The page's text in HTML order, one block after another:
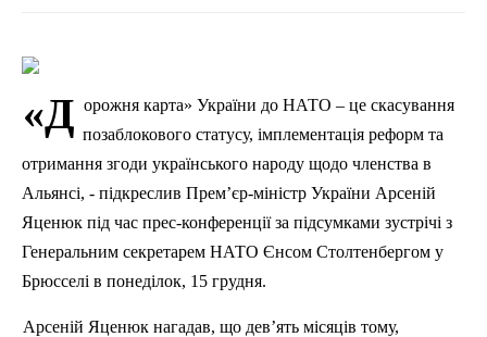
«Д орожня карта» України до НАТО – це скасування
позаблокового статусу, імплементація реформ та
отримання згоди українського народу щодо членства в
Альянсі, - підкреслив Прем’єр-міністр України Арсеній
Яценюк під час прес-конференції за підсумками зустрічі з
Генеральним секретарем НАТО Єнсом Столтенбергом у
Брюсселі в понеділок, 15 грудня.
Арсеній Яценюк нагадав, що дев’ять місяців тому,